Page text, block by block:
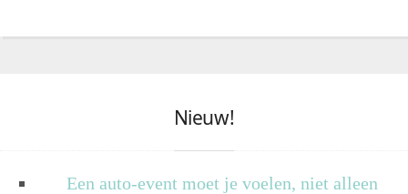
Nieuw!
Een auto-event moet je voelen, niet alleen